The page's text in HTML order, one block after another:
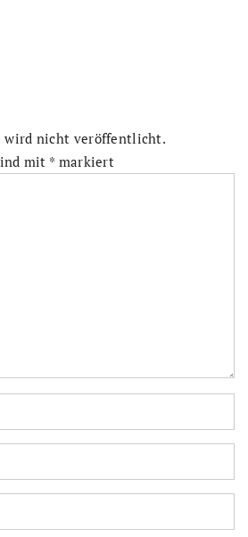
wird nicht veröffentlicht.
mit * markiert